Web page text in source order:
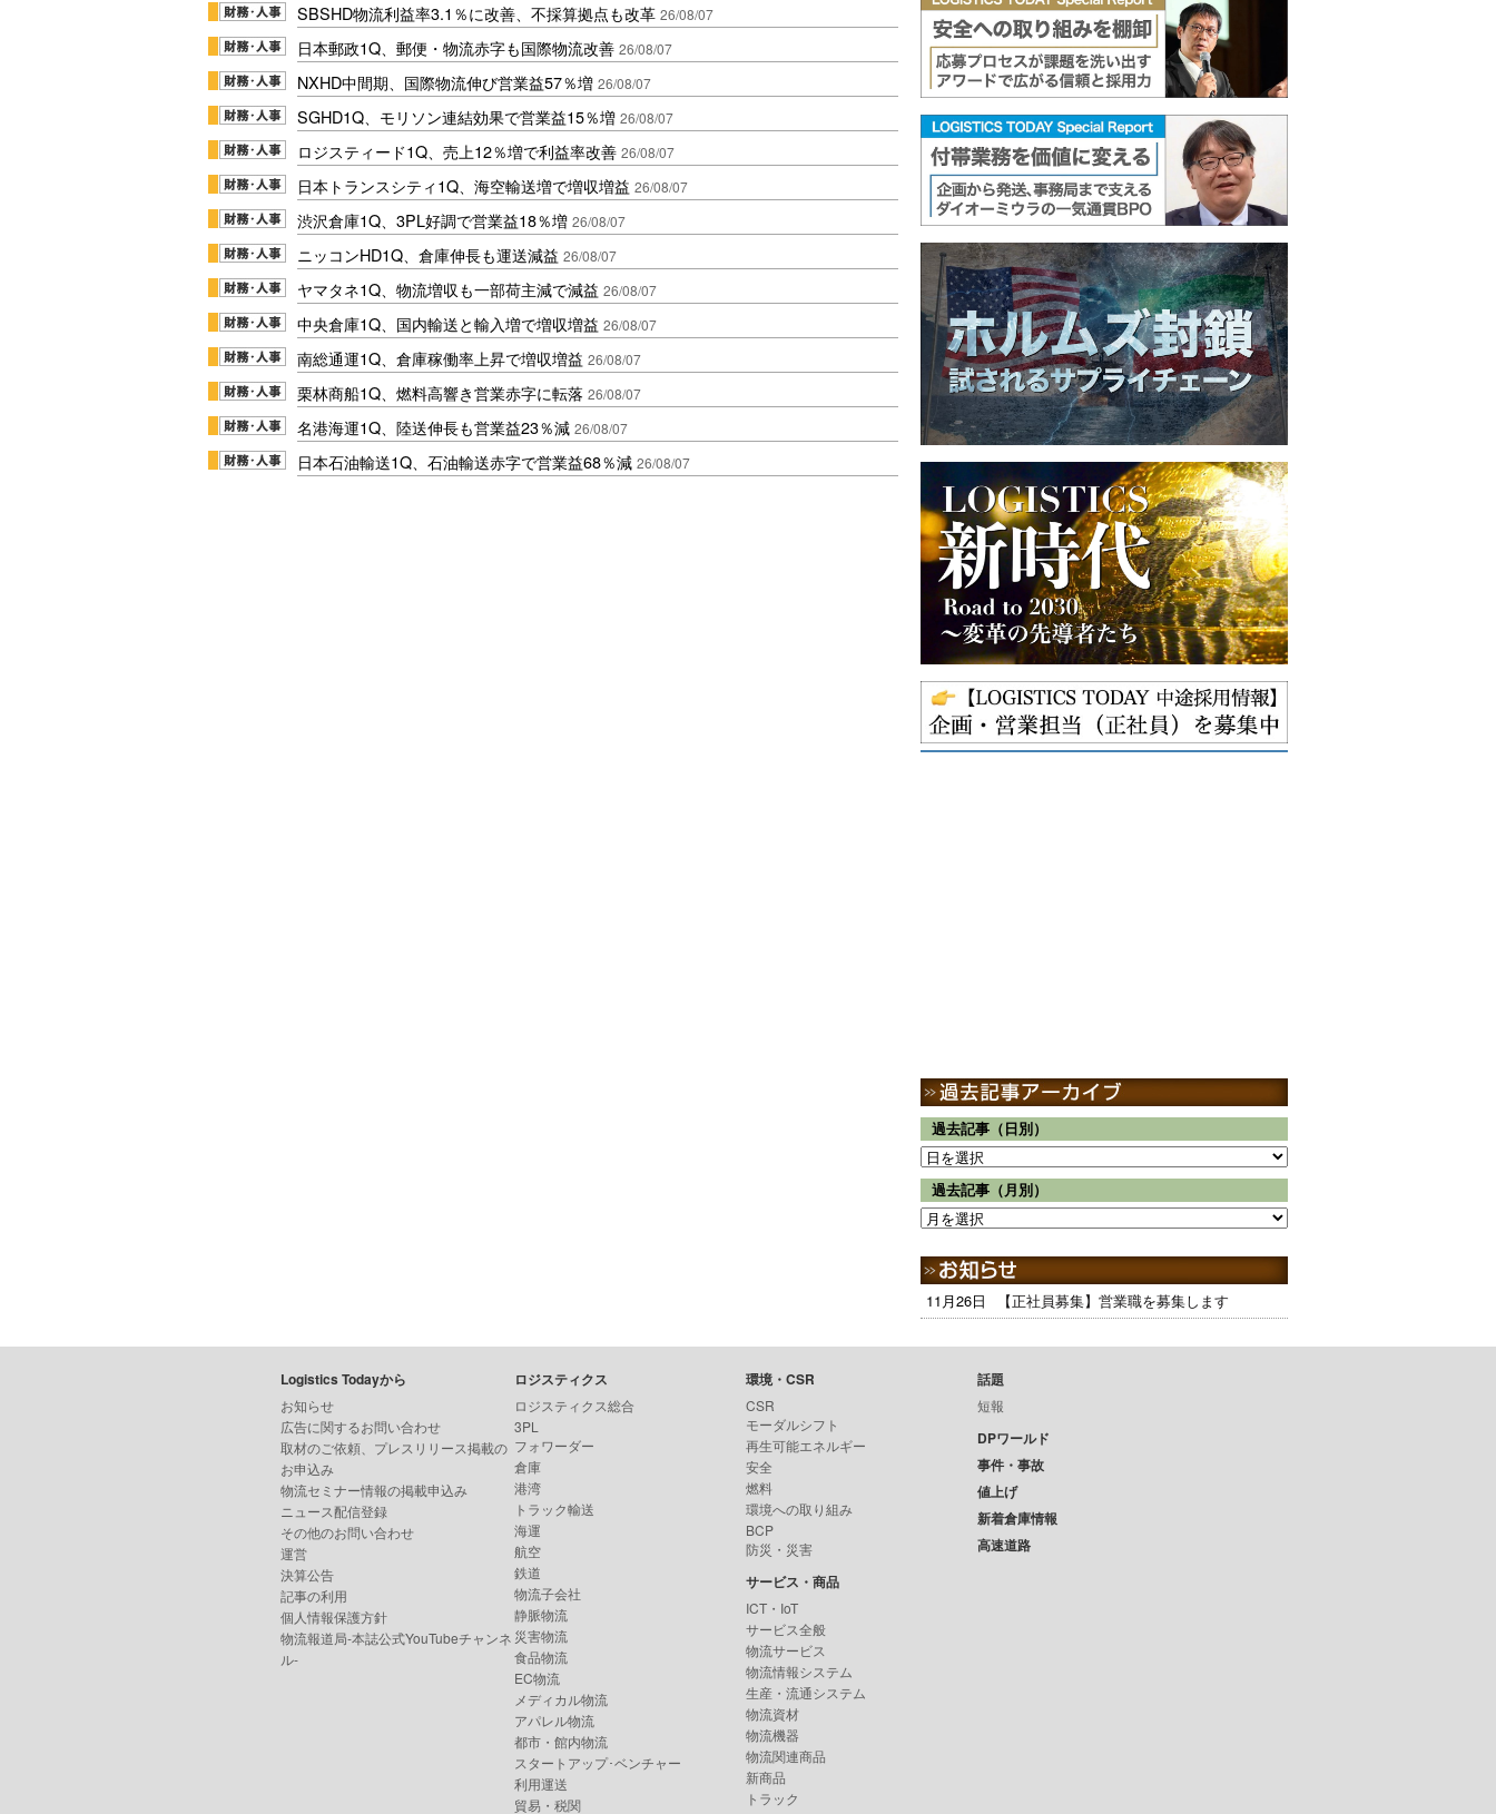
SBSHD物流利益率3.1％に改善、不採算拠点も改革 26/08/07
日本郵政1Q、郵便・物流赤字も国際物流改善 26/08/07
NXHD中間期、国際物流伸び営業益57％増 26/08/07
SGHD1Q、モリソン連結効果で営業益15％増 26/08/07
ロジスティード1Q、売上12％増で利益率改善 26/08/07
日本トランスシティ1Q、海空輸送増で増収増益 26/08/07
渋沢倉庫1Q、3PL好調で営業益18％増 26/08/07
ニッコンHD1Q、倉庫伸長も運送減益 26/08/07
ヤマタネ1Q、物流増収も一部荷主減で減益 26/08/07
中央倉庫1Q、国内輸送と輸入増で増収増益 26/08/07
南総通運1Q、倉庫稼働率上昇で増収増益 26/08/07
栗林商船1Q、燃料高響き営業赤字に転落 26/08/07
名港海運1Q、陸送伸長も営業益23％減 26/08/07
日本石油輸送1Q、石油輸送赤字で営業益68％減 26/08/07
過去記事（日別）
過去記事（月別）
11月26日 【正社員募集】営業職を募集します
Logistics Todayから
お知らせ
広告に関するお問い合わせ
取材のご依頼、プレスリリース掲載の
お申込み
物流セミナー情報の掲載申込み
ニュース配信登録
その他のお問い合わせ
運営
決算公告
記事の利用
個人情報保護方針
物流報道局-本誌公式YouTubeチャンネ
ル-
ロジスティクス
ロジスティクス総合
3PL
フォワーダー
倉庫
港湾
トラック輸送
海運
航空
鉄道
物流子会社
静脈物流
災害物流
食品物流
EC物流
メディカル物流
アパレル物流
都市・館内物流
スタートアップ･ベンチャー
利用運送
貿易・税関
環境・CSR
CSR
モーダルシフト
再生可能エネルギー
安全
燃料
環境への取り組み
BCP
防災・災害
サービス・商品
ICT・IoT
サービス全般
物流サービス
物流情報システム
生産・流通システム
物流資材
物流機器
物流関連商品
新商品
トラック
話題
短報
DPワールド
事件・事故
値上げ
新着倉庫情報
高速道路